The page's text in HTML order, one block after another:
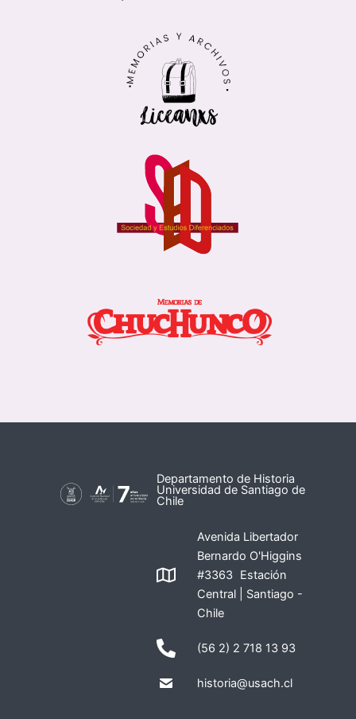
Departamento de Historia
Universidad de Santiago de
Chile
Avenida Libertador
Bernardo O'Higgins
#3363 Estación
Central | Santiago -
Chile
(56 2) 2 718 13 93
historia@usach.cl